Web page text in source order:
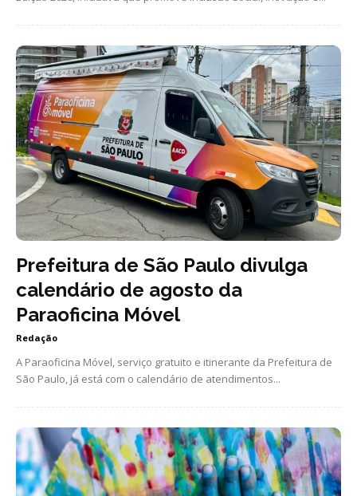
Prefeitura de São Paulo divulga
calendário de agosto da
Paraoficina Móvel
Redação
A Paraoficina Móvel, serviço gratuito e itinerante da Prefeitura de
São Paulo, já está com o calendário de atendimentos...